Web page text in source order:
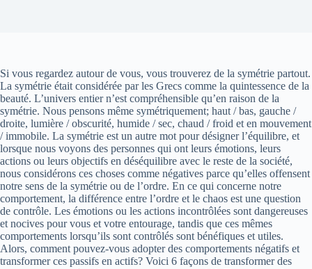
Si vous regardez autour de vous, vous trouverez de la symétrie partout.
La symétrie était considérée par les Grecs comme la quintessence de la
beauté. L’univers entier n’est compréhensible qu’en raison de la
symétrie. Nous pensons même symétriquement; haut / bas, gauche /
droite, lumière / obscurité, humide / sec, chaud / froid et en mouvement
/ immobile. La symétrie est un autre mot pour désigner l’équilibre, et
lorsque nous voyons des personnes qui ont leurs émotions, leurs
actions ou leurs objectifs en déséquilibre avec le reste de la société,
nous considérons ces choses comme négatives parce qu’elles offensent
notre sens de la symétrie ou de l’ordre. En ce qui concerne notre
comportement, la différence entre l’ordre et le chaos est une question
de contrôle. Les émotions ou les actions incontrôlées sont dangereuses
et nocives pour vous et votre entourage, tandis que ces mêmes
comportements lorsqu’ils sont contrôlés sont bénéfiques et utiles.
Alors, comment pouvez-vous adopter des comportements négatifs et
transformer ces passifs en actifs? Voici 6 façons de transformer des